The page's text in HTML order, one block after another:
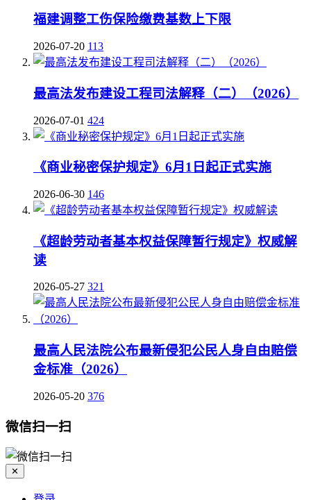
福建调整工伤保险缴费基数上下限
2026-07-20 113
最高法发布建设工程司法解释（二）（2026）
2026-07-01 424
《商业秘密保护规定》6月1日起正式实施
2026-06-30 146
《超龄劳动者基本权益保障暂行规定》权威解
读
2026-05-27 321
最高人民法院公布最新侵犯公民人身自由赔偿
金标准（2026）
2026-05-20 376
微信扫一扫
✕